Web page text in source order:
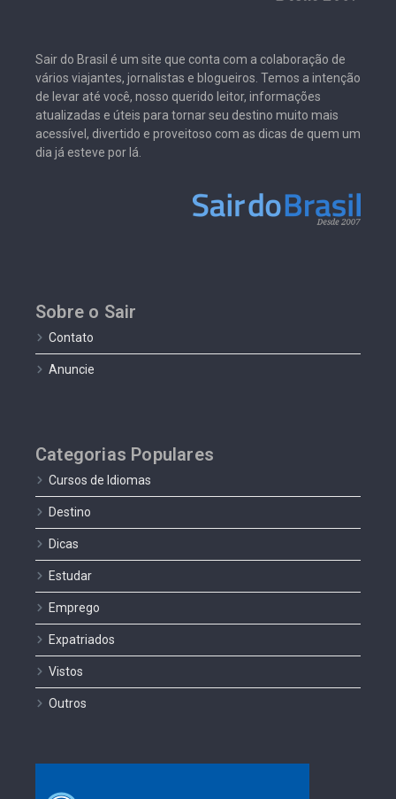
Sair do Brasil é um site que conta com a colaboração de
vários viajantes, jornalistas e blogueiros. Temos a intenção
de levar até você, nosso querido leitor, informações
atualizadas e úteis para tornar seu destino muito mais
acessível, divertido e proveitoso com as dicas de quem um
dia já esteve por lá.
Sobre o Sair
Contato
Anuncie
Categorias Populares
Cursos de Idiomas
Destino
Dicas
Estudar
Emprego
Expatriados
Vistos
Outros